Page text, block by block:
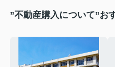
”不動産購入について”お